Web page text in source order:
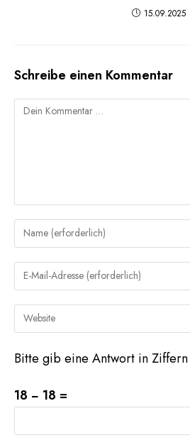
15.09.2025
Schreibe einen Kommentar
Kommentar
Gib
deinen
Namen
oder
zum
Kommentieren
ein
Gib
deine
E-
Mail-
zum
ein
Gib
deine
URL
(optional)
Bitte gib eine Antwort in
18 − 18 =